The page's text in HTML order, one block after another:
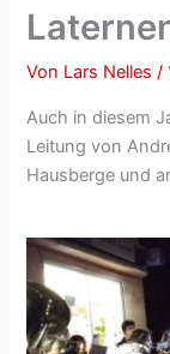
Von Lars Nelles/
Auch in diesem
Leitung von
Hausberge und